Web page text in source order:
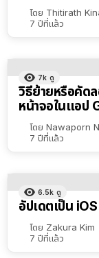
โดย Thitirath
7 ปีที่แล้ว
7k ดู
วิธีย้ายหรือคัดล
หน้าจอในแอป
โดย Nawaporn
7 ปีที่แล้ว
6.5k ดู
อัปเดตเป็น
โดย Zakura Kim
7 ปีที่แล้ว